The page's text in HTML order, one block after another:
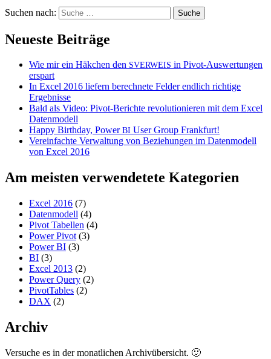
Suchen nach:
Neueste Beiträge
Wie mir ein Häkchen den SVERWEIS in Pivot-Auswertungen
erspart
In Excel 2016 liefern berechnete Felder endlich richtige
Ergebnisse
Bald als Video: Pivot-Berichte revolutionieren mit dem Excel
Datenmodell
Happy Birthday, PowerBI User Group Frankfurt!
Vereinfachte Verwaltung von Beziehungen im Datenmodell
von Excel 2016
Am meisten verwendetete Kategorien
Excel 2016 (7)
Datenmodell (4)
Pivot Tabellen (4)
Power Pivot (3)
Power BI (3)
BI (3)
Excel 2013 (2)
Power Query (2)
PivotTables (2)
DAX (2)
Archiv
Versuche es in der monatlichen Archivübersicht. 🙂